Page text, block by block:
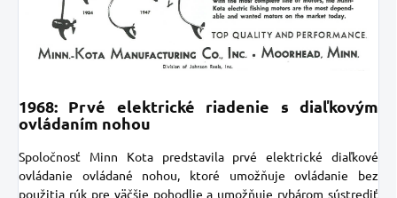
1968: Prvé elektrické riadenie s diaľkovým
ovládaním nohou
Spoločnosť Minn Kota predstavila prvé elektrické diaľkové
ovládanie ovládané nohou, ktoré umožňuje ovládanie bez
použitia rúk pre väčšie pohodlie a umožňuje rybárom sústrediť